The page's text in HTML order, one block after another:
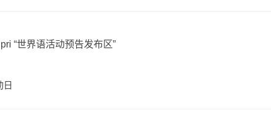
“世界语活动预告发布区”
日